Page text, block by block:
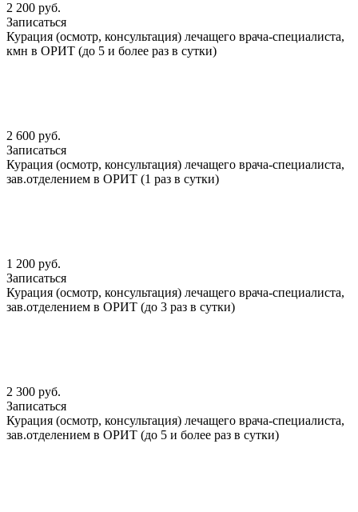
2 200 руб.
Записаться
Курация (осмотр, консультация) лечащего врача-специалиста,
кмн в ОРИТ (до 5 и более раз в сутки)
2 600 руб.
Записаться
Курация (осмотр, консультация) лечащего врача-специалиста,
зав.отделением в ОРИТ (1 раз в сутки)
1 200 руб.
Записаться
Курация (осмотр, консультация) лечащего врача-специалиста,
зав.отделением в ОРИТ (до 3 раз в сутки)
2 300 руб.
Записаться
Курация (осмотр, консультация) лечащего врача-специалиста,
зав.отделением в ОРИТ (до 5 и более раз в сутки)